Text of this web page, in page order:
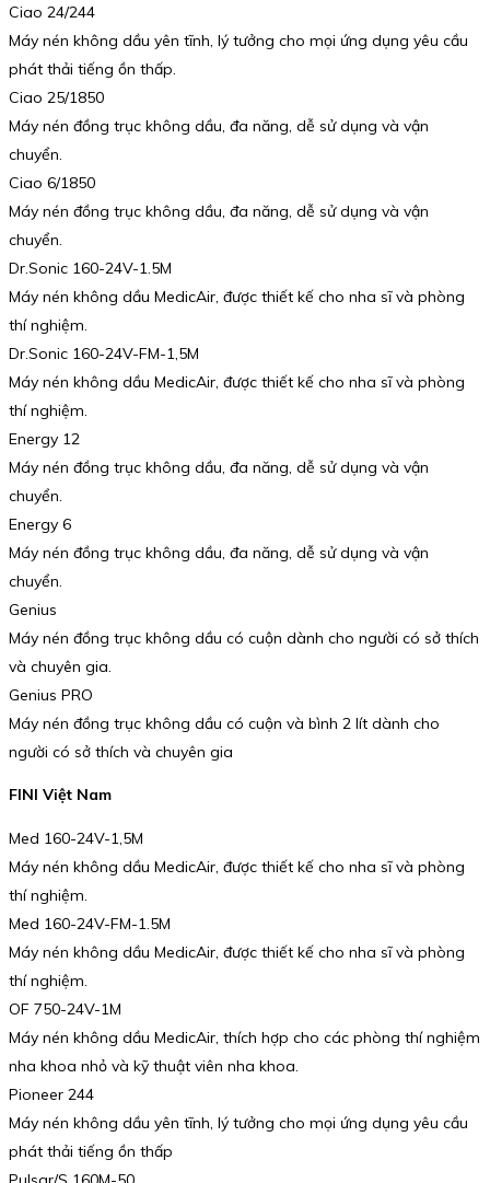
Ciao 24/244
Máy nén không dầu yên tĩnh, lý tưởng cho mọi ứng dụng yêu cầu
phát thải tiếng ồn thấp.
Ciao 25/1850
Máy nén đồng trục không dầu, đa năng, dễ sử dụng và vận
chuyển.
Ciao 6/1850
Máy nén đồng trục không dầu, đa năng, dễ sử dụng và vận
chuyển.
Dr.Sonic 160-24V-1.5M
Máy nén không dầu MedicAir, được thiết kế cho nha sĩ và phòng
thí nghiệm.
Dr.Sonic 160-24V-FM-1,5M
Máy nén không dầu MedicAir, được thiết kế cho nha sĩ và phòng
thí nghiệm.
Energy 12
Máy nén đồng trục không dầu, đa năng, dễ sử dụng và vận
chuyển.
Energy 6
Máy nén đồng trục không dầu, đa năng, dễ sử dụng và vận
chuyển.
Genius
Máy nén đồng trục không dầu có cuộn dành cho người có sở thích
và chuyên gia.
Genius PRO
Máy nén đồng trục không dầu có cuộn và bình 2 lít dành cho
người có sở thích và chuyên gia
FINI Việt Nam
Med 160-24V-1,5M
Máy nén không dầu MedicAir, được thiết kế cho nha sĩ và phòng
thí nghiệm.
Med 160-24V-FM-1.5M
Máy nén không dầu MedicAir, được thiết kế cho nha sĩ và phòng
thí nghiệm.
OF 750-24V-1M
Máy nén không dầu MedicAir, thích hợp cho các phòng thí nghiệm
nha khoa nhỏ và kỹ thuật viên nha khoa.
Pioneer 244
Máy nén không dầu yên tĩnh, lý tưởng cho mọi ứng dụng yêu cầu
phát thải tiếng ồn thấp